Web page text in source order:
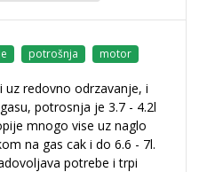
potrošnja motor
uz redovno odrzavanje, i
potrosnja je 3.7 - 4.2l
mnogo vise uz naglo
na gas cak i do 6.6 - 7l.
potrebe i trpi